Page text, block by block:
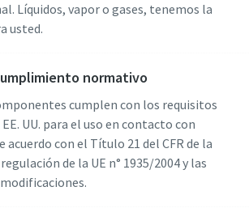
Líquidos, vapor o gases, tenemos la
usted.
normativo
cumplen con los requisitos
EE. UU. para el uso en contacto con
acuerdo con el Título 21 del CFR de la
de la UE n° 1935/2004 y las